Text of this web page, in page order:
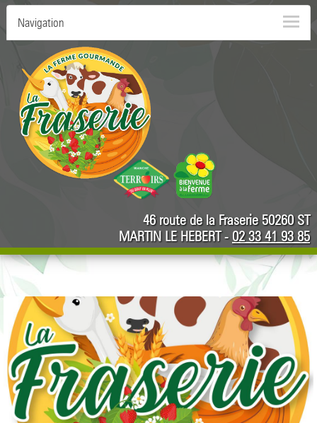
Navigation
46 route de la Fraserie 50260 ST
MARTIN LE HEBERT - 02 33 41 93 85